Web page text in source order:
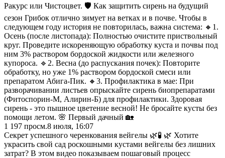
Ракурс или Чистоцвет. 🛡️ Как защитить сирень на будущий
сезон Грибок отлично зимует на ветках и в почве. Чтобы в
следующем году история не повторилась, важна система: 🔸1.
Осень (после листопада): Полностью очистите приствольный
круг. Проведите искореняющую обработку куста и почвы под
ним 3% раствором бордоской жидкости или железного
купороса. 🔹2. Весна (до распускания почек): Повторите
обработку, но уже 1% раствором бордоской смеси или
препаратом Абига-Пик. 🔸3. Профилактика в мае: При
разворачивании листьев опрыскайте сирень биопрепаратами
(Фитоспорин-М, Алирин-Б) для профилактики. Здоровая
сирень - это пышное цветение весной! Не бросайте кусты без
помощи летом. 🌸 Первый дачный 🏡
1 197 просм.8 июля, 16:07
Секрет успешного черенкования вейгелы 🌿🧪 🌿 Хотите
украсить свой сад роскошными кустами вейгелы без лишних
затрат? В этом видео показываем пошаговый процесс